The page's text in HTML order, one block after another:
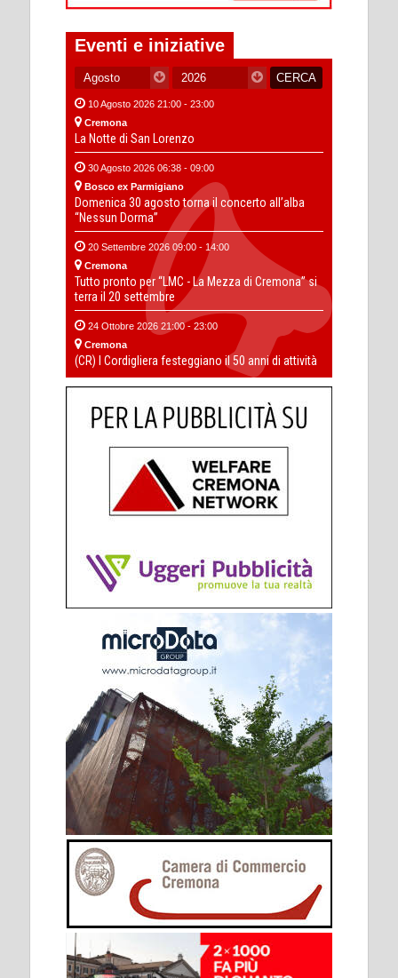
Eventi e iniziative
10 Agosto 2026 21:00 - 23:00
Cremona
La Notte di San Lorenzo
30 Agosto 2026 06:38 - 09:00
Bosco ex Parmigiano
Domenica 30 agosto torna il concerto all’alba
“Nessun Dorma”
20 Settembre 2026 09:00 - 14:00
Cremona
Tutto pronto per “LMC - La Mezza di Cremona” si
terra il 20 settembre
24 Ottobre 2026 21:00 - 23:00
Cremona
(CR) I Cordigliera festeggiano il 50 anni di attività